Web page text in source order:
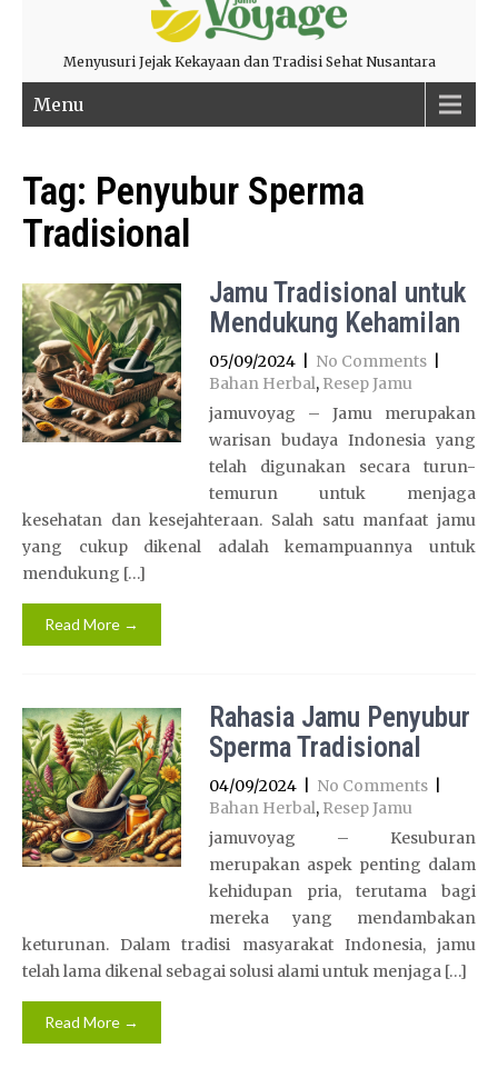
Menyusuri Jejak Kekayaan dan Tradisi Sehat Nusantara
Menu
Tag: Penyubur Sperma
Tradisional
Jamu Tradisional untuk
Mendukung Kehamilan
05/09/2024 No Comments
Bahan Herbal, Resep Jamu
jamuvoyag – Jamu merupakan
warisan budaya Indonesia yang
telah digunakan secara turun-
temurun untuk menjaga
kesehatan dan kesejahteraan. Salah satu manfaat jamu
yang cukup dikenal adalah kemampuannya untuk
mendukung […]
Read More →
Rahasia Jamu Penyubur
Sperma Tradisional
04/09/2024 No Comments
Bahan Herbal, Resep Jamu
jamuvoyag – Kesuburan
merupakan aspek penting dalam
kehidupan pria, terutama bagi
mereka yang mendambakan
keturunan. Dalam tradisi masyarakat Indonesia, jamu
telah lama dikenal sebagai solusi alami untuk menjaga […]
Read More →